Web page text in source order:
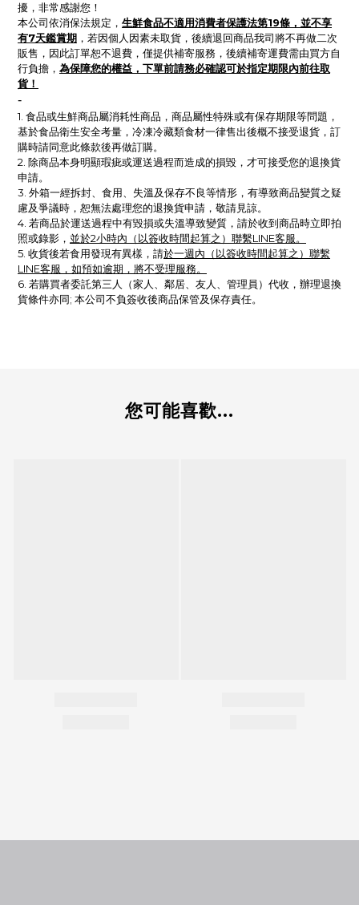
擾，非常感謝您！
本公司依消保法規定， 生鮮食品不適用消費者保護法第19條，並不享
有7天鑑賞期 ， 若因個人因素未取貨，後續退回商品我司將不再做二次
販售，因此訂單恕不退費，僅提供補寄服務，後續補寄運費需由買方自
行負擔， 為保障您的權益，下單前請務必確認可於指定期限內前往取
貨！
-
1. 食品或生鮮商品屬消耗性商品，商品屬性特殊或有保存期限等問題，
基於食品衛生安全考量，冷凍冷藏類食材一律售出後概不接受退貨，訂
購時請同意此條款後再做訂購。
2. 除商品本身明顯瑕疵或運送過程而造成的損毀，才可接受您的退換貨
申請。
3. 外箱一經拆封、食用、失溫及保存不良等情形，有導致商品變質之疑
慮及爭議時，恕無法處理您的退換貨申請，敬請見諒。
4. 若商品於運送過程中有毀損或失溫導致變質，請於收到商品時立即拍
照或錄影， 並於2小時內（以簽收時間起算之）聯繫LINE客服。
5. 收貨後若食用發現有異樣，請於一週內（以簽收時間起算之）聯繫
LINE客服，如預如逾期，將不受理服務。
6. 若購買者委託第三人（家人、鄰居、友人、管理員）代收，辦理退換
貨條件亦同; 本公司不負簽收後商品保管及保存責任。
您可能喜歡...